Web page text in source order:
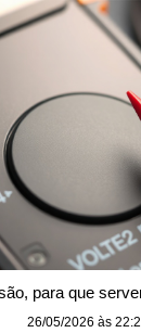
para que
26/05/2026 às